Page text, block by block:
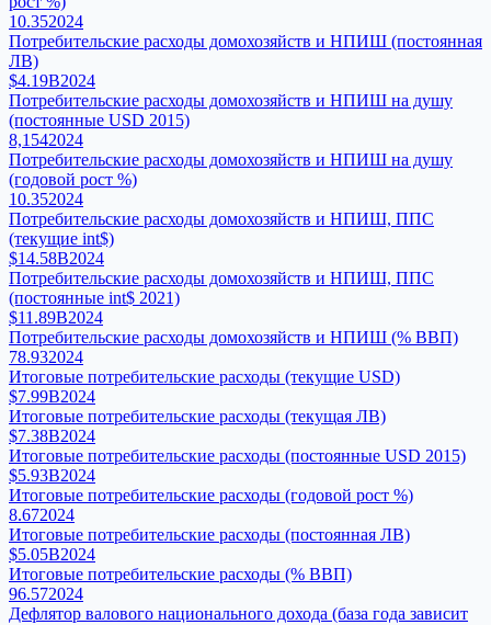
10.352024
Потребительские расходы домохозяйств и НПИШ (постоянная
ЛВ)
$4.19B2024
Потребительские расходы домохозяйств и НПИШ на душу
(постоянные USD 2015)
8,1542024
Потребительские расходы домохозяйств и НПИШ на душу
(годовой рост %)
10.352024
Потребительские расходы домохозяйств и НПИШ, ППС
(текущие int$)
$14.58B2024
Потребительские расходы домохозяйств и НПИШ, ППС
(постоянные int$ 2021)
$11.89B2024
Потребительские расходы домохозяйств и НПИШ (% ВВП)
78.932024
Итоговые потребительские расходы (текущие USD)
$7.99B2024
Итоговые потребительские расходы (текущая ЛВ)
$7.38B2024
Итоговые потребительские расходы (постоянные USD 2015)
$5.93B2024
Итоговые потребительские расходы (годовой рост %)
8.672024
Итоговые потребительские расходы (постоянная ЛВ)
$5.05B2024
Итоговые потребительские расходы (% ВВП)
96.572024
Дефлятор валового национального дохода (база года зависит